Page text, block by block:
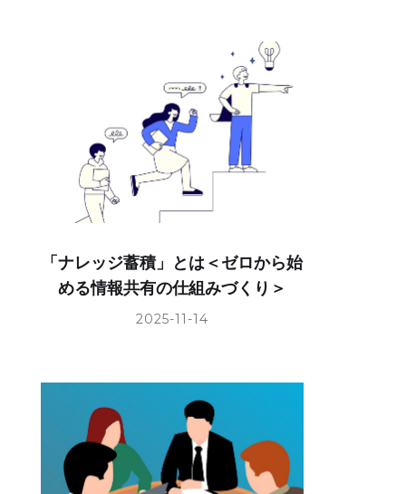
「ナレッジ蓄積」とは＜ゼロから始
める情報共有の仕組みづくり＞
2025-11-14